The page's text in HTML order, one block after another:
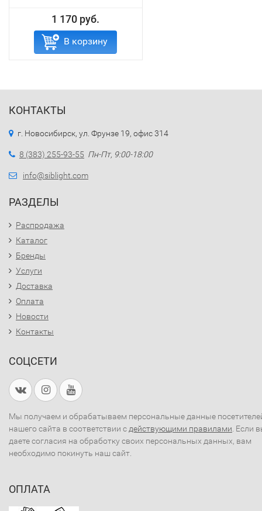
1 170 руб.
В корзину
КОНТАКТЫ
г. Новосибирск, ул. Фрунзе 19, офис 314
8 (383) 255-93-55 Пн-Пт, 9:00-18:00
info@siblight.com
РАЗДЕЛЫ
Распродажа
Каталог
Бренды
Услуги
Доставка
Оплата
Новости
Контакты
СОЦСЕТИ
Мы получаем и обрабатываем персональные данные
нашего сайта в соответствии с действующими правилами . Если
даете согласия на обработку своих персональных данных, вам
необходимо покинуть наш сайт.
ОПЛАТА